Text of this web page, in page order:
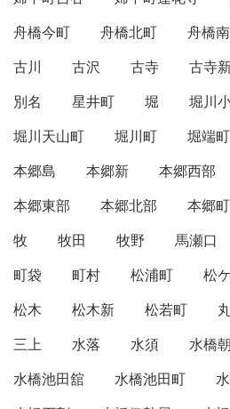
舟橋今町
舟橋北町 舟橋
古川
古沢 古寺 古寺
別名
星井町 堀
堀川
堀川天山町
堀川町 堀端町
本郷島
本郷新 本郷西部
本郷東部
本郷北部 本郷町
牧
牧田 牧野 馬瀬口
町袋
町村 松浦町 松
松木
松木新 松若町
三上
水落 水須 水橋
水橋池田舘
水橋池田町